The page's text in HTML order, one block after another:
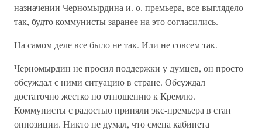
назначении Черномырдина и. о. премьера, все выглядело
так, будто коммунисты заранее на это согласились.
На самом деле все было не так. Или не совсем так.
Черномырдин не просил поддержки у думцев, он просто
обсуждал с ними ситуацию в стране. Обсуждал
достаточно жестко по отношению к Кремлю.
Коммунисты с радостью приняли экс-премьера в стан
оппозиции. Никто не думал, что смена кабинета